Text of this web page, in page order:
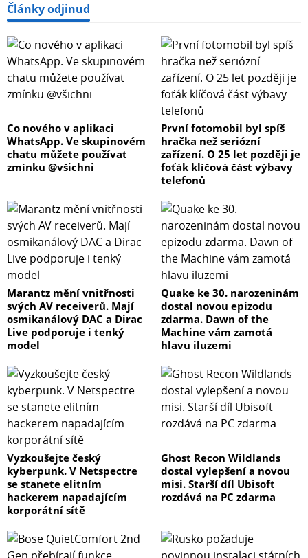
Články odjinud
Co nového v aplikaci
WhatsApp. Ve skupinovém
chatu můžete používat
zmínku @všichni
První fotomobil byl spíš
hračka než seriózní
zařízení. O 25 let později je
foťák klíčová část výbavy
telefonů
Marantz mění vnitřnosti
svých AV receiverů. Mají
osmikanálový DAC a Dirac
Live podporuje i tenký
model
Quake ke 30. narozeninám
dostal novou epizodu
zdarma. Dawn of the
Machine vám zamotá
hlavu iluzemi
Vyzkoušejte český
kyberpunk. V Netspectre
se stanete elitním
hackerem napadajícím
korporátní sítě
Ghost Recon Wildlands
dostal vylepšení a novou
misi. Starší díl Ubisoft
rozdává na PC zdarma